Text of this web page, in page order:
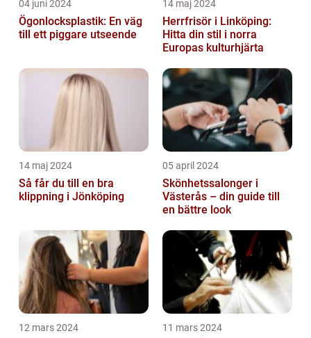
04 juni 2024
Ögonlocksplastik: En väg
till ett piggare utseende
14 maj 2024
Herrfrisör i Linköping:
Hitta din stil i norra
Europas kulturhjärta
14 maj 2024
Så får du till en bra
klippning i Jönköping
05 april 2024
Skönhetssalonger i
Västerås – din guide till
en bättre look
12 mars 2024 11 mars 2024